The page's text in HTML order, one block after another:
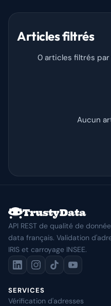
Articles filtrés
0 articles filtrés par
Aucun
TrustyData
API REST de qualité de
data français. Validation
IRIS et carroyage INSEE.
SERVICES
Vérification d'adresses